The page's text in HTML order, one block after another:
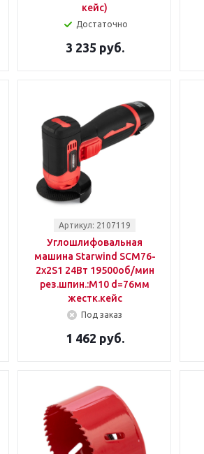
кейс)
Достаточно
3 235 руб.
Артикул: 2107119
Углошлифовальная
машина Starwind SCM76-
2x2S1 24Вт 19500об/мин
рез.шпин.:M10 d=76мм
жестк.кейс
Под заказ
1 462 руб.